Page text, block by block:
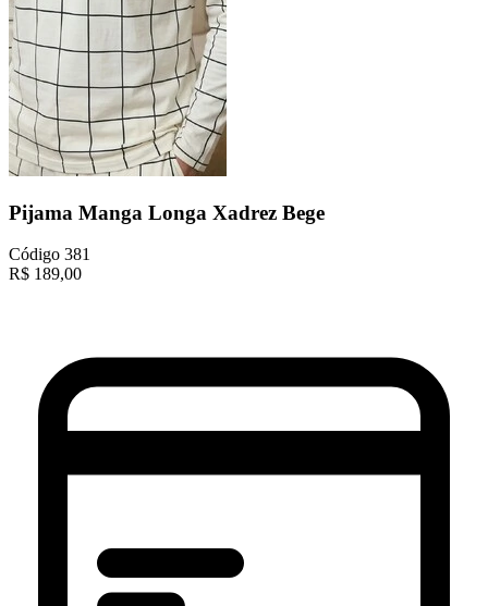
Pijama Manga Longa Xadrez Bege
Código 381
R$ 189,00